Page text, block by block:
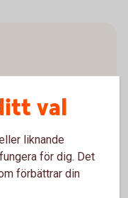
val
liknande
för dig. Det
förbättrar din